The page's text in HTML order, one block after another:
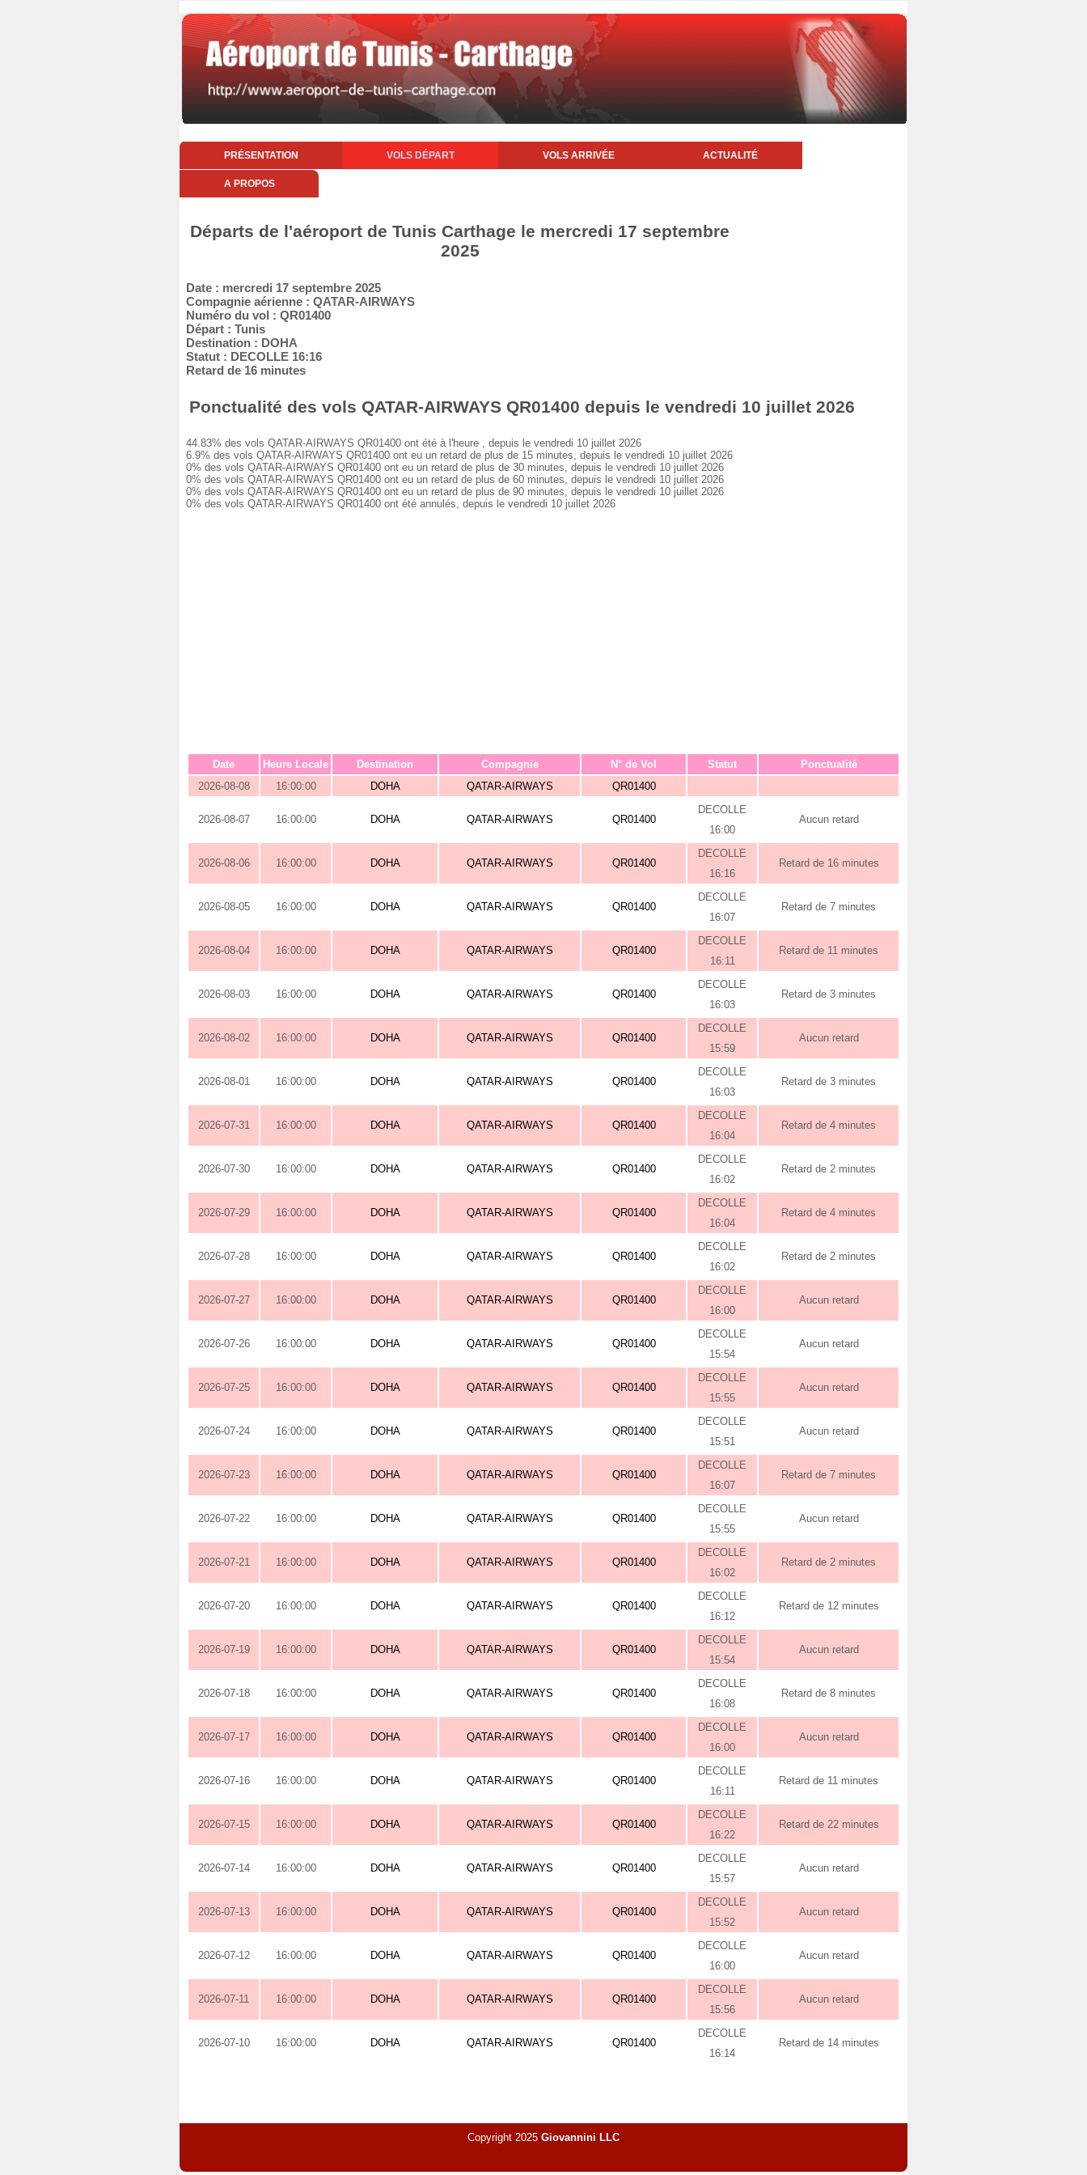
PRÉSENTATION VOLS DÉPART VOLS ARRIVÉE ACTUALITÉ
A PROPOS
Départs de l'aéroport de Tunis Carthage le mercredi 17 septembre
2025
Date : mercredi 17 septembre 2025
Compagnie aérienne : QATAR-AIRWAYS
Numéro du vol : QR01400
Départ : Tunis
Destination : DOHA
Statut : DECOLLE 16:16
Retard de 16 minutes
Ponctualité des vols QATAR-AIRWAYS QR01400 depuis le vendredi 10 juillet 2026
44.83% des vols QATAR-AIRWAYS QR01400 ont été à l'heure , depuis le vendredi 10 juillet 2026
6.9% des vols QATAR-AIRWAYS QR01400 ont eu un retard de plus de 15 minutes, depuis le vendredi 10 juillet 2026
0% des vols QATAR-AIRWAYS QR01400 ont eu un retard de plus de 30 minutes, depuis le vendredi 10 juillet 2026
0% des vols QATAR-AIRWAYS QR01400 ont eu un retard de plus de 60 minutes, depuis le vendredi 10 juillet 2026
0% des vols QATAR-AIRWAYS QR01400 ont eu un retard de plus de 90 minutes, depuis le vendredi 10 juillet 2026
0% des vols QATAR-AIRWAYS QR01400 ont été annulés, depuis le vendredi 10 juillet 2026
Date Heure Locale Destination Compagnie N° de Vol Statut
Ponctualité
2026-08-08
16:00:00 DOHA QATAR-AIRWAYS QR01400
2026-08-07 16:00:00 DOHA QATAR-AIRWAYS QR01400
DECOLLE
16:00
Aucun retard
2026-08-06 16:00:00 DOHA QATAR-AIRWAYS QR01400
DECOLLE
16:16
Retard de 16 minutes
2026-08-05 16:00:00 DOHA QATAR-AIRWAYS QR01400
DECOLLE
16:07
Retard de 7 minutes
2026-08-04 16:00:00 DOHA QATAR-AIRWAYS QR01400
DECOLLE
16:11
Retard de 11 minutes
2026-08-03 16:00:00 DOHA QATAR-AIRWAYS QR01400
DECOLLE
16:03
Retard de 3 minutes
2026-08-02 16:00:00 DOHA QATAR-AIRWAYS QR01400
DECOLLE
15:59
Aucun retard
2026-08-01 16:00:00 DOHA QATAR-AIRWAYS QR01400
DECOLLE
16:03
Retard de 3 minutes
2026-07-31 16:00:00 DOHA QATAR-AIRWAYS QR01400
DECOLLE
16:04
Retard de 4 minutes
2026-07-30 16:00:00 DOHA QATAR-AIRWAYS QR01400
DECOLLE
16:02
Retard de 2 minutes
2026-07-29 16:00:00 DOHA QATAR-AIRWAYS QR01400
DECOLLE
16:04
Retard de 4 minutes
2026-07-28 16:00:00 DOHA QATAR-AIRWAYS QR01400
DECOLLE
16:02
Retard de 2 minutes
2026-07-27 16:00:00 DOHA QATAR-AIRWAYS QR01400
DECOLLE
16:00
Aucun retard
2026-07-26 16:00:00 DOHA QATAR-AIRWAYS QR01400
DECOLLE
15:54
Aucun retard
2026-07-25 16:00:00 DOHA QATAR-AIRWAYS QR01400
DECOLLE
15:55
Aucun retard
2026-07-24 16:00:00 DOHA QATAR-AIRWAYS QR01400
DECOLLE
15:51
Aucun retard
2026-07-23 16:00:00 DOHA QATAR-AIRWAYS QR01400
DECOLLE
16:07
Retard de 7 minutes
2026-07-22 16:00:00 DOHA QATAR-AIRWAYS QR01400
DECOLLE
15:55
Aucun retard
2026-07-21 16:00:00 DOHA QATAR-AIRWAYS QR01400
DECOLLE
16:02
Retard de 2 minutes
2026-07-20 16:00:00 DOHA QATAR-AIRWAYS QR01400
DECOLLE
16:12
Retard de 12 minutes
2026-07-19 16:00:00 DOHA QATAR-AIRWAYS QR01400
DECOLLE
15:54
Aucun retard
2026-07-18 16:00:00 DOHA QATAR-AIRWAYS QR01400
DECOLLE
16:08
Retard de 8 minutes
2026-07-17 16:00:00 DOHA QATAR-AIRWAYS QR01400
DECOLLE
16:00
Aucun retard
2026-07-16 16:00:00 DOHA QATAR-AIRWAYS QR01400
DECOLLE
16:11
Retard de 11 minutes
2026-07-15 16:00:00 DOHA QATAR-AIRWAYS QR01400
DECOLLE
16:22
Retard de 22 minutes
2026-07-14 16:00:00 DOHA QATAR-AIRWAYS QR01400
DECOLLE
15:57
Aucun retard
2026-07-13 16:00:00 DOHA QATAR-AIRWAYS QR01400
DECOLLE
15:52
Aucun retard
2026-07-12 16:00:00 DOHA QATAR-AIRWAYS QR01400
DECOLLE
16:00
Aucun retard
2026-07-11 16:00:00 DOHA QATAR-AIRWAYS QR01400
DECOLLE
15:56
Aucun retard
2026-07-10 16:00:00 DOHA QATAR-AIRWAYS QR01400
DECOLLE
16:14
Retard de 14 minutes
Copyright 2025 Giovannini LLC